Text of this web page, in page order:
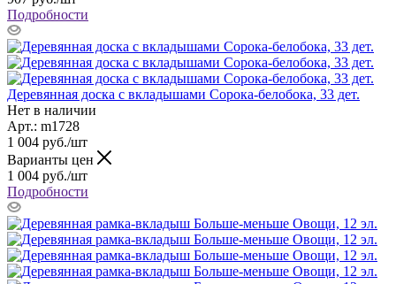
Подробности
Деревянная доска с вкладышами Сорока-белобока, 33 дет.
Нет в наличии
Арт.: m1728
1 004 руб./шт
Варианты цен
1 004 руб./шт
Подробности